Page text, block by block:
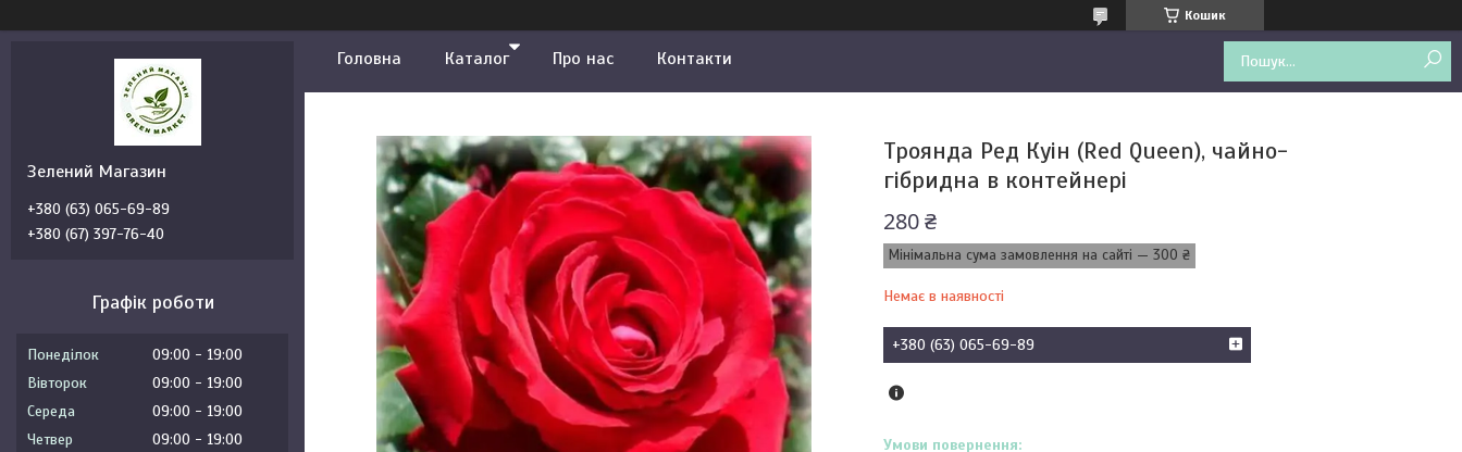
Кошик
Головна Каталог Про нас Контакти
Троянда Ред Куін (Red Queen), чайно-
гібридна в контейнері
280 ₴
Мінімальна сума замовлення на сайті — 300 ₴
Немає в наявності
+380 (63) 065-69-89
Зелений Магазин
+380 (63) 065-69-89
+380 (67) 397-76-40
Графік роботи
Понеділок 09:00
19:00
Вівторок
09:00
19:00
Середа
09:00
19:00
Четвер
09:00
19:00